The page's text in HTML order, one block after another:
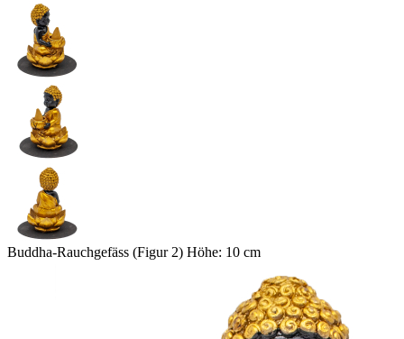
Buddha-Rauchgefäss (Figur 2) Höhe: 10 cm